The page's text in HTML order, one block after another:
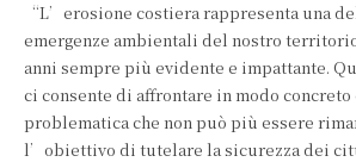
“L’erosione costiera rappresenta una
emergenze ambientali del nostro
anni sempre più evidente e impattante.
ci consente di affrontare in modo
problematica che non può più essere
l’obiettivo di tutelare la sicurezza dei